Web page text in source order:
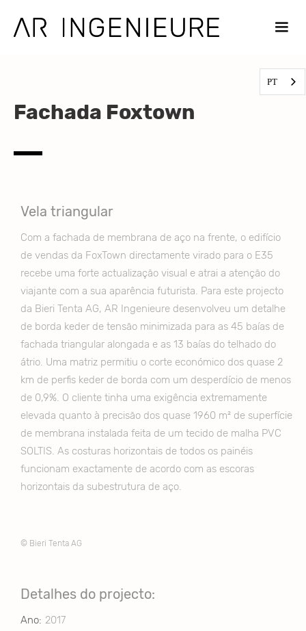
Fachada Foxtown
Vela triangular
Com a fachada de membrana de aço na frente, o edifício
de vendas da FoxTown directamente virado para o E35
recebe uma forte actualização visual e atrai a atenção do
viajante com a sua aparência futurista. Para este projecto
da Bieri Tenta AG, AR Ingenieure desenvolveu um detalhe
de borda keder de tensão minimizada para as 45 baías de
fachada triangular alongada e as 13 baías do telhado do
átrio. Uma matriz permitiu o corte económico dos quase 2
km de perfis keder de borda com um desperdício de menos
de 0,9%. O cliente tinha uma exigência extremamente
elevada quanto à precisão dos quase 1960 m² de superfície
de membrana instalada feita de um tecido de malha PVC
SOLTIS. As costuras horizontais de todos os painéis
funcionam exactamente de acordo com as escoras
horizontais da subestrutura de aço.
© Bieri Tenta AG
Detalhes do projecto:
Ano: 2017
PT